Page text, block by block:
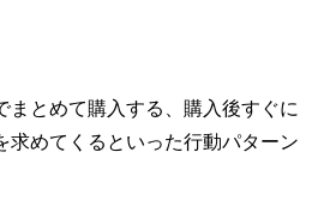
まとめて購入する、購入後すぐに
求めてくるといった行動パターン